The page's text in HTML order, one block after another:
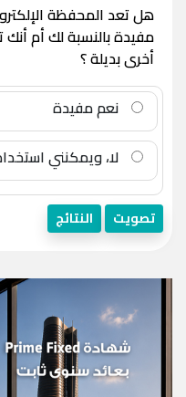
هل تعد المحفظة
مفيدة بالنسبة لك أم
أخرى بديلة ؟
نعم مفيدة
لا، ويمكنني
تصويت النتائج